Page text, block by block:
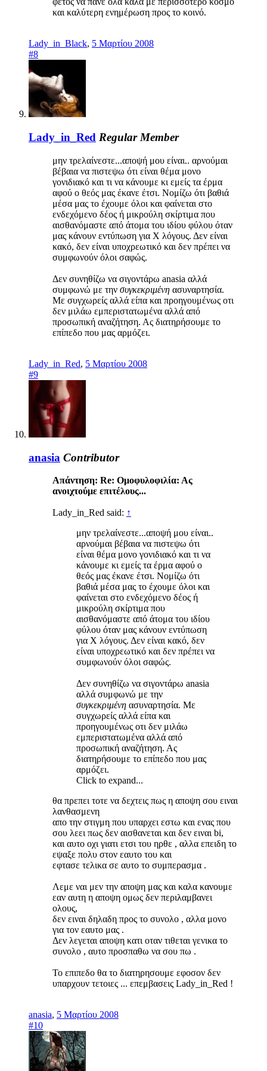
και καλύτερη ενημέρωση προς το κοινό.
Lady_in_Black, 5 Μαρτίου 2008
#8
Lady_in_Red Regular Member
μην τρελαίνεστε...αποψή μου είναι.. αρνούμαι
βέβαια να πιστεψω ότι είναι θέμα μονο
γονιδιακό και τι να κάνουμε κι εμείς τα έρμα
αφού ο θεός μας έκανε έτσι. Νομίζω ότι βαθιά
μέσα μας το έχουμε όλοι και φαίνεται στο
ενδεχόμενο δέος ή μικρούλη σκίρτιμα που
αισθανόμαστε από άτομα του ιδίου φύλου όταν
μας κάνουν εντύπωση για Χ λόγους. Δεν είναι
κακό, δεν είναι υποχρεωτικό και δεν πρέπει να
συμφωνούν όλοι σαφώς.
Δεν συνηθίζω να σιγοντάρω anasia αλλά
συμφωνώ με την συγκεκριμένη ασυναρτησία.
Με συγχωρείς αλλά είπα και προηγουμένως οτι
δεν μιλάω εμπεριστατωμένα αλλά από
προσωπική αναζήτηση. Ας διατηρήσουμε το
επίπεδο που μας αρμόζει.
Lady_in_Red, 5 Μαρτίου 2008
#9
anasia Contributor
Απάντηση: Re: Ομοφυλοφιλία: Ας
ανοιχτούμε επιτέλους...
Lady_in_Red said: ↑
μην τρελαίνεστε...αποψή μου είναι..
αρνούμαι βέβαια να πιστεψω ότι
είναι θέμα μονο γονιδιακό και τι να
κάνουμε κι εμείς τα έρμα αφού ο
θεός μας έκανε έτσι. Νομίζω ότι
βαθιά μέσα μας το έχουμε όλοι και
φαίνεται στο ενδεχόμενο δέος ή
μικρούλη σκίρτιμα που
αισθανόμαστε από άτομα του ιδίου
φύλου όταν μας κάνουν εντύπωση
για Χ λόγους. Δεν είναι κακό, δεν
είναι υποχρεωτικό και δεν πρέπει να
συμφωνούν όλοι σαφώς.
Δεν συνηθίζω να σιγοντάρω anasia
αλλά συμφωνώ με την
συγκεκριμένη ασυναρτησία. Με
συγχωρείς αλλά είπα και
προηγουμένως οτι δεν μιλάω
εμπεριστατωμένα αλλά από
προσωπική αναζήτηση. Ας
διατηρήσουμε το επίπεδο που μας
αρμόζει.
Click to expand...
θα πρεπει τοτε να δεχτεις πως η αποψη σου ειναι
λανθασμενη
απο την στιγμη που υπαρχει εστω και ενας που
σου λεει πως δεν αισθανεται και δεν ειναι bi,
και αυτο οχι γιατι ετσι του ηρθε , αλλα επειδη το
εψαξε πολυ στον εαυτο του και
εφτασε τελικα σε αυτο το συμπερασμα .
Λεμε ναι μεν την αποψη μας και καλα κανουμε
εαν αυτη η αποψη ομως δεν περιλαμβανει
ολους,
δεν ειναι δηλαδη προς το συνολο , αλλα μονο
για τον εαυτο μας .
Δεν λεγεται αποψη κατι οταν τιθεται γενικα το
συνολο , αυτο προσπαθω να σου πω .
Το επιπεδο θα το διατηρησουμε εφοσον δεν
υπαρχουν τετοιες ... επεμβασεις Lady_in_Red !
anasia, 5 Μαρτίου 2008
#10